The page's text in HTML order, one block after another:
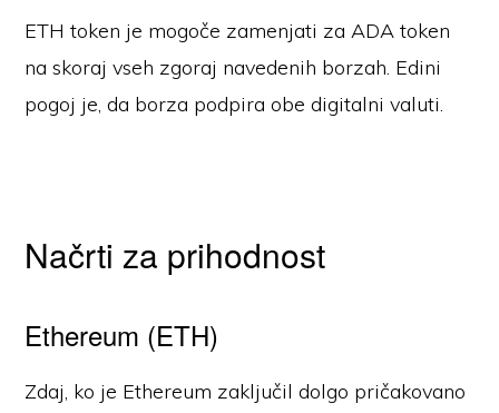
ETH token je mogoče zamenjati za ADA token
na skoraj vseh zgoraj navedenih borzah. Edini
pogoj je, da borza podpira obe digitalni valuti.
Načrti za prihodnost
Ethereum (ETH)
Zdaj, ko je Ethereum zaključil dolgo pričakovano